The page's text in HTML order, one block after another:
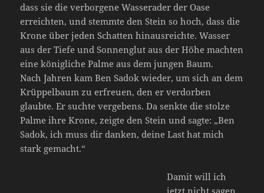
dass sie die verborgene Wasserader der Oase
erreichten, und stemmte den Stein so hoch, dass die
Krone über jeden Schatten hinausreichte. Wasser
aus der Tiefe und Sonnenglut aus der Höhe machten
eine königliche Palme aus dem jungen Baum.
Nach Jahren kam Ben Sadok wieder, um sich an dem
Krüppelbaum zu erfreuen, den er verdorben
glaubte. Er suchte vergebens. Da senkte die stolze
Palme ihre Krone, zeigte den Stein und sagte: „Ben
Sadok, ich muss dir danken, deine Last hat mich
stark gemacht.“
Damit will ich
jetzt nicht sagen,